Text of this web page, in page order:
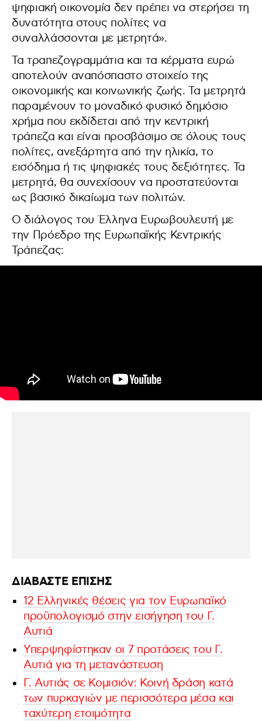
ψηφιακή οικονομία δεν πρέπει να στερήσει τη
δυνατότητα στους πολίτες να
συναλλάσσονται με μετρητά».
Τα τραπεζογραμμάτια και τα κέρματα ευρώ
αποτελούν αναπόσπαστο στοιχείο της
οικονομικής και κοινωνικής ζωής. Τα μετρητά
παραμένουν το μοναδικό φυσικό δημόσιο
χρήμα που εκδίδεται από την κεντρική
τράπεζα και είναι προσβάσιμο σε όλους τους
πολίτες, ανεξάρτητα από την ηλικία, το
εισόδημα ή τις ψηφιακές τους δεξιότητες. Τα
μετρητά, θα συνεχίσουν να προστατεύονται
ως βασικό δικαίωμα των πολιτών.
Ο διάλογος του Έλληνα Ευρωβουλευτή με
την Πρόεδρο της Ευρωπαϊκής Κεντρικής
Τράπεζας:
ΔΙΑΒΑΣΤΕ ΕΠΙΣΗΣ
12 Ελληνικές θέσεις για τον Ευρωπαϊκό
προϋπολογισμό στην εισήγηση του Γ.
Αυτιά
Υπερψηφίστηκαν οι 7 προτάσεις του Γ.
Αυτιά για τη μετανάστευση
Γ. Αυτιάς σε Κομισιόν: Κοινή δράση κατά
των πυρκαγιών με περισσότερα μέσα και
ταχύτερη ετοιμότητα